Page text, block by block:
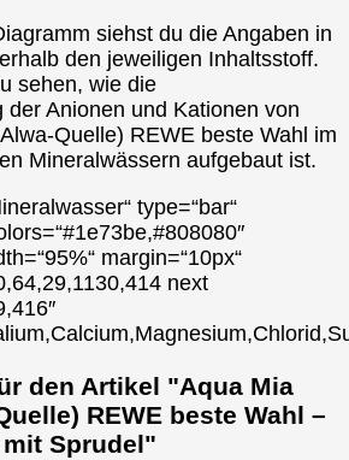
siehst du die Angaben in
den jeweiligen Inhaltsstoff.
sehen, wie die
der Anionen und Kationen von
Quelle) REWE beste Wahl im
Mineralwässern aufgebaut ist.
type=“bar“
margin=“10px“
next
den Artikel "Aqua Mia
REWE beste Wahl –
Sprudel"